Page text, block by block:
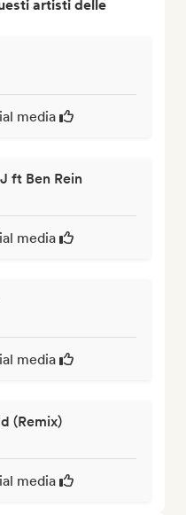
artisti delle
media
ft Ben Rein
media
media
(Remix)
media